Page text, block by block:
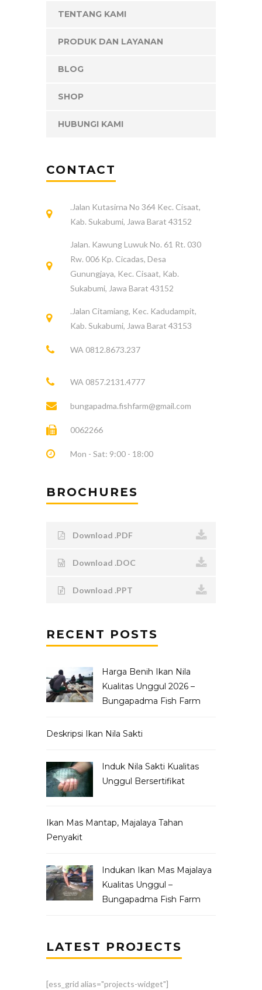
TENTANG KAMI
PRODUK DAN LAYANAN
BLOG
SHOP
HUBUNGI KAMI
CONTACT
.Jalan Kutasirna No 364 Kec. Cisaat,
Kab. Sukabumi, Jawa Barat 43152
Jalan. Kawung Luwuk No. 61 Rt. 030
Rw. 006 Kp. Cicadas, Desa
Gunungjaya, Kec. Cisaat, Kab.
Sukabumi, Jawa Barat 43152
.Jalan Citamiang, Kec. Kadudampit,
Kab. Sukabumi, Jawa Barat 43153
WA 0812.8673.237
WA 0857.2131.4777
bungapadma.fishfarm@gmail.com
0062266
Mon - Sat: 9:00 - 18:00
BROCHURES
Download .PDF
Download .DOC
Download .PPT
RECENT POSTS
Harga Benih Ikan Nila
Kualitas Unggul 2026 –
Bungapadma Fish Farm
Deskripsi Ikan Nila Sakti
Induk Nila Sakti Kualitas
Unggul Bersertifikat
Ikan Mas Mantap, Majalaya Tahan
Penyakit
Indukan Ikan Mas Majalaya
Kualitas Unggul –
Bungapadma Fish Farm
LATEST PROJECTS
[ess_grid alias="projects-widget"]